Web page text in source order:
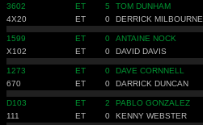
3602 ET 5 TOM DUNHAM
4X20
ET 0 DERRICK MILBOURNE
1599 ET 0 ANTAINE NOCK
X102
ET 0 DAVID DAVIS
1273 ET 0 DAVE CORNNELL
670
ET 0 DARRICK DUNCAN
D103 ET 2 PABLO GONZALEZ
111
ET 0 KENNY WEBSTER